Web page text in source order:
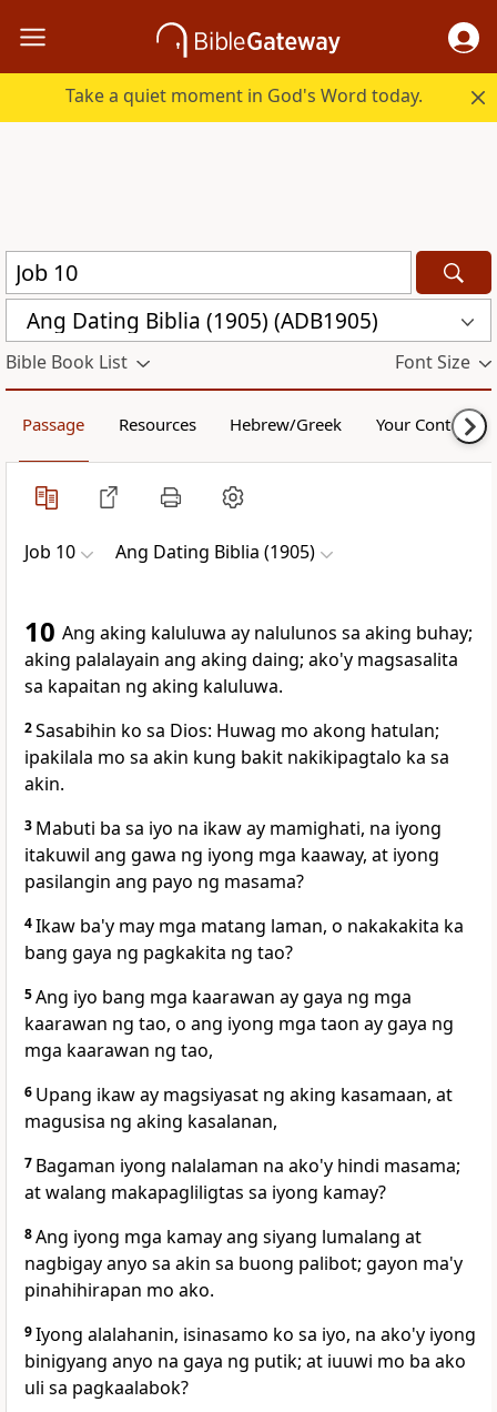
Take a quiet moment in God's Word today.
Ang Dating Biblia (1905) (ADB1905)
Bible Book List Font Size
Passage Resources Hebrew/Greek Your Content
Job 10 Ang Dating Biblia (1905)
10 Ang aking kaluluwa ay nalulunos sa aking buhay;
aking palalayain ang aking daing; ako'y magsasalita
sa kapaitan ng aking kaluluwa.
2Sasabihin ko sa Dios: Huwag mo akong hatulan;
ipakilala mo sa akin kung bakit nakikipagtalo ka sa
akin.
3 Mabuti ba sa iyo na ikaw ay mamighati, na iyong
itakuwil ang gawa ng iyong mga kaaway, at iyong
pasilangin ang payo ng masama?
4Ikaw ba'y may mga matang laman, o nakakakita ka
bang gaya ng pagkakita ng tao?
5Ang iyo bang mga kaarawan ay gaya ng mga
kaarawan ng tao, o ang iyong mga taon ay gaya ng
mga kaarawan ng tao,
6 Upang ikaw ay magsiyasat ng aking kasamaan, at
magusisa ng aking kasalanan,
7 Bagaman iyong nalalaman na ako'y hindi masama;
at walang makapagliligtas sa iyong kamay?
8Ang iyong mga kamay ang siyang lumalang at
nagbigay anyo sa akin sa buong palibot; gayon ma'y
pinahihirapan mo ako.
9Iyong alalahanin, isinasamo ko sa iyo, na ako'y iyong
binigyang anyo na gaya ng putik; at iuuwi mo ba ako
uli sa pagkaalabok?